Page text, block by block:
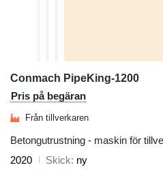
Conmach PipeKing-1200
Pris på begäran
Från tillverkaren
Betongutrustning - maskin för
2020
Skick ny